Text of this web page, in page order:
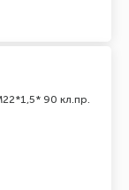
90 кл.пр.